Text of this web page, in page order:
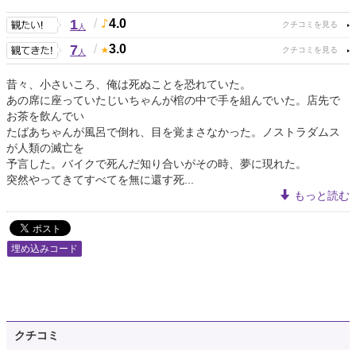
1人 / 4.0
7人 / 3.0
昔々、小さいころ、俺は死ぬことを恐れていた。
あの席に座っていたじいちゃんが棺の中で手を組んでいた。店先で
お茶を飲んでい
たばあちゃんが風呂で倒れ、目を覚まさなかった。ノストラダムス
が人類の滅亡を
予言した。バイクで死んだ知り合いがその時、夢に現れた。
突然やってきてすべてを無に還す死...
もっと読む
埋め込みコード
クチコミ